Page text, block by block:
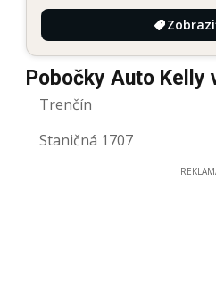
Pobočky Auto Kelly
Trenčín
Staničná 1707